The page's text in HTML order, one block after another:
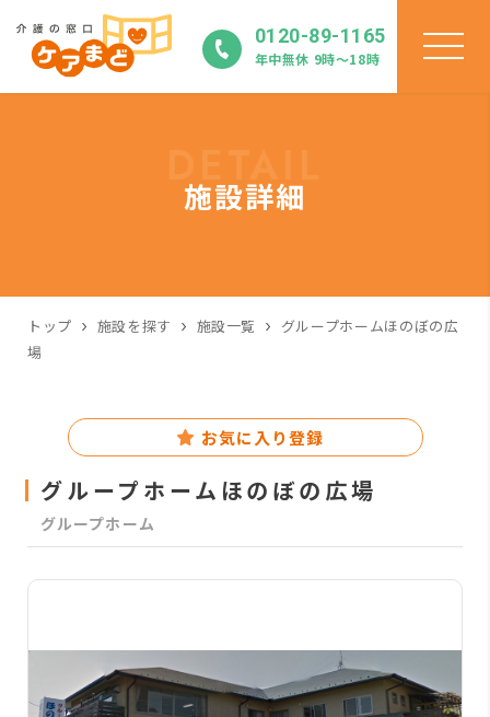
0120-89-1165
年中無休 9時〜18時
施設詳細
トップ 施設を探す 施設一覧
グループホームほのぼの広
場
お気に入り登録
グループホームほのぼの広場
グループホーム